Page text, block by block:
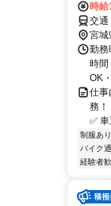
時
交通
宮城
勤務
時間
OK
仕事
務！
✅
制服あり
バイク
経験者